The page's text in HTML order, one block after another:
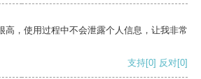
高，使用过程中不会泄露个人信息，让我非常
支持[0] 反对[0]